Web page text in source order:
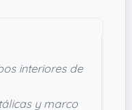
interiores de
lío. Las guías
aportan una
interiores de
y marco